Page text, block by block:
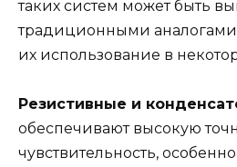
таких систем может быть
традиционными
их использование в
Резистивные и
обеспечивают высокую
чувствительность,